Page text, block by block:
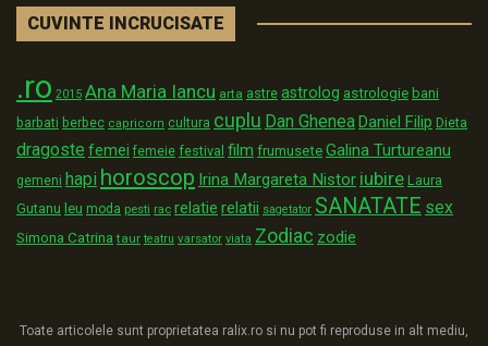
CUVINTE INCRUCISATE
.ro 2015 Ana Maria Iancu arta astre astrolog astrologie bani
barbati berbec capricorn cultura cuplu Dan GheneaDaniel Filip Dieta
dragoste femei femeie festival film frumusete Galina Turtureanu
gemeni hapi horoscop Irina Margareta Nistor iubire Laura
Gutanu leu moda pesti rac relatie relatii sagetator SANATATE sex
Simona Catrina taur teatru varsator viata Zodiac zodie
Toate articolele sunt proprietatea ralix.ro si nu pot fi reproduse in alt mediu,